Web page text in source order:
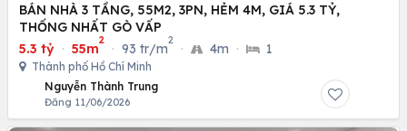
BÁN NHÀ 3 TẦNG, 55M2, 3PN, HẺM 4M, GIÁ 5.3 TỶ,
THỐNG NHẤT GÒ VẤP
5.3 tỷ · 55m
2
· 93 tr/m
2
· 4m · 1
Thành phố Hồ Chí Minh
Nguyễn Thành Trung
Đăng 11/06/2026